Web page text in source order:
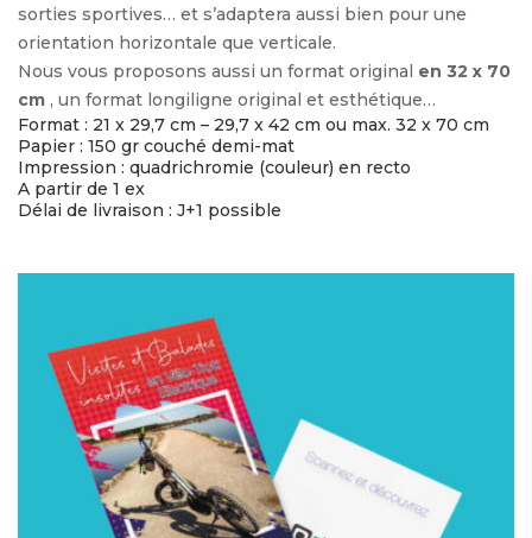
sorties sportives… et s’adaptera aussi bien pour une
orientation horizontale que verticale.
Nous vous proposons aussi un format original en 32 x 70
cm , un format longiligne original et esthétique…
Format : 21 x 29,7 cm – 29,7 x 42 cm ou max. 32 x 70 cm
Papier : 150 gr couché demi-mat
Impression : quadrichromie (couleur) en recto
A partir de 1 ex
Délai de livraison : J+1 possible